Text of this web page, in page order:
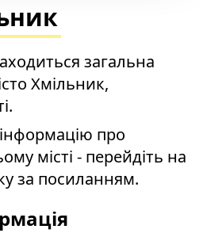
загальна
Хмільник,
про
місті - перейдіть на
за посиланням.